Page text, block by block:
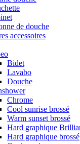
de douche
accessoires
Bidet
Lavabo
Douche
Chrome
Cool sunrise brossé
Warm sunset brossé
Hard graphique
Hard graphique brossé